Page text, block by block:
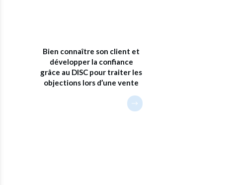
Bien connaître son client et
développer la confiance
grâce au DISC pour traiter les
objections lors d’une vente